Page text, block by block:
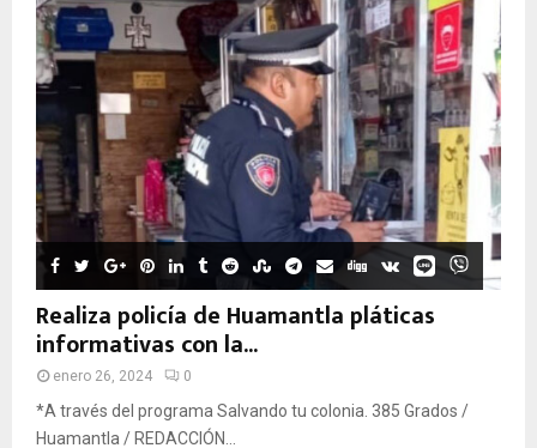
Realiza policía de Huamantla pláticas
informativas con la...
enero 26, 2024 0
*A través del programa Salvando tu colonia. 385 Grados /
Huamantla / REDACCIÓN...